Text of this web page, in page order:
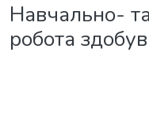
Навчально-
робота